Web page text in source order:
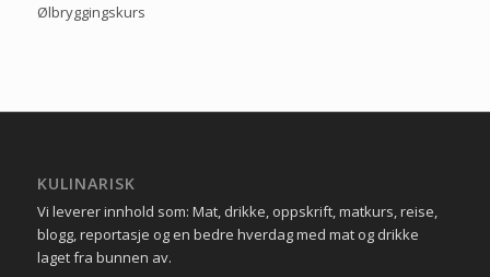
Ølbryggingskurs
KULINARISK
Vi leverer innhold som: Mat, drikke, oppskrift, matkurs, reise,
blogg, reportasje og en bedre hverdag med mat og drikke
laget fra bunnen av.